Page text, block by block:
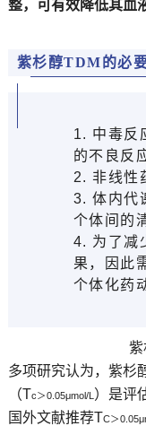
整，可有效降低其血
紫杉醇TDM的必
1. 中毒反
的不良反
2.非线性
3. 体内代
个体间的
4. 为了减
果，因此
个体化药
紫
多项研究认为，紫杉
（Tc＞0.05μmol/L ）是评
国外文献推荐TC＞0.05